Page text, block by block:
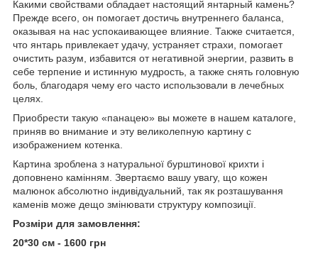
Какими свойствами обладает настоящий янтарный камень?
Прежде всего, он помогает достичь внутреннего баланса,
оказывая на нас успокаивающее влияние. Также считается,
что янтарь привлекает удачу, устраняет страхи, помогает
очистить разум, избавится от негативной энергии, развить в
себе терпение и истинную мудрость, а также снять головную
боль, благодаря чему его часто использовали в лечебных
целях.
Приобрести такую «панацею» вы можете в нашем каталоге,
приняв во внимание и эту великолепную картину с
изображением котенка.
Картина зроблена з натуральної бурштинової крихти і
доповнено камінням. Звертаємо вашу увагу, що кожен
малюнок абсолютно індивідуальний, так як розташування
каменів може дещо змінювати структуру композиції.
Розміри для замовлення:
20*30 см - 1600 грн